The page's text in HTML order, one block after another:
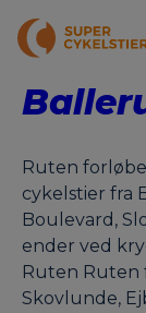
Ruten
cykelstier fra
Boulevard,
ender ved
Ruten Ruten
Skovlunde,